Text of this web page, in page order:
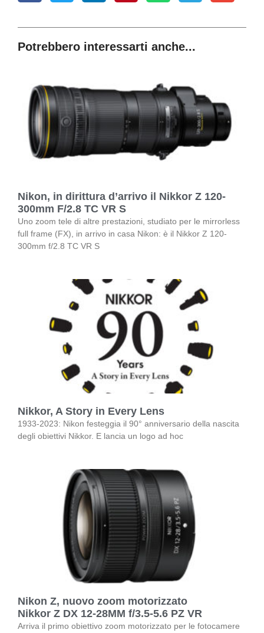
Potrebbero interessarti anche...
Nikon, in dirittura d’arrivo il Nikkor Z 120-
300mm F/2.8 TC VR S
Uno zoom tele di altre prestazioni, studiato per le mirrorless
full frame (FX), in arrivo in casa Nikon: è il Nikkor Z 120-
300mm f/2.8 TC VR S
Nikkor, A Story in Every Lens
1933-2023: Nikon festeggia il 90° anniversario della nascita
degli obiettivi Nikkor. E lancia un logo ad hoc
Nikon Z, nuovo zoom motorizzato
Nikkor Z DX 12-28MM f/3.5-5.6 PZ VR
Arriva il primo obiettivo zoom motorizzato per le fotocamere